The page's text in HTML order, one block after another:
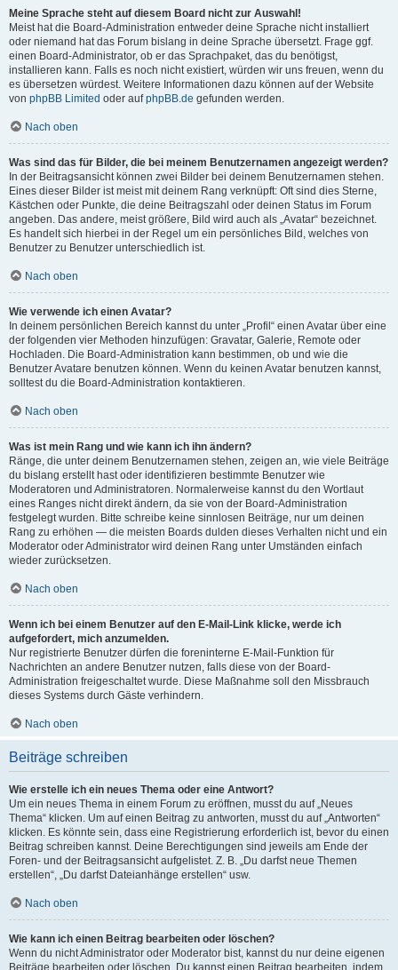
Meine Sprache steht auf diesem Board nicht zur Auswahl!
Meist hat die Board-Administration entweder deine Sprache nicht installiert
oder niemand hat das Forum bislang in deine Sprache übersetzt. Frage ggf.
einen Board-Administrator, ob er das Sprachpaket, das du benötigst,
installieren kann. Falls es noch nicht existiert, würden wir uns freuen, wenn du
es übersetzen würdest. Weitere Informationen dazu können auf der Website
von phpBB Limited oder aufphpBB.de gefunden werden.
Nach oben
Was sind das für Bilder, die bei meinem Benutzernamen angezeigt werden?
In der Beitragsansicht können zwei Bilder bei deinem Benutzernamen stehen.
Eines dieser Bilder ist meist mit deinem Rang verknüpft: Oft sind dies Sterne,
Kästchen oder Punkte, die deine Beitragszahl oder deinen Status im Forum
angeben. Das andere, meist größere, Bild wird auch als „Avatar“ bezeichnet.
Es handelt sich hierbei in der Regel um ein persönliches Bild, welches von
Benutzer zu Benutzer unterschiedlich ist.
Nach oben
Wie verwende ich einen Avatar?
In deinem persönlichen Bereich kannst du unter „Profil“ einen Avatar über eine
der folgenden vier Methoden hinzufügen: Gravatar, Galerie, Remote oder
Hochladen. Die Board-Administration kann bestimmen, ob und wie die
Benutzer Avatare benutzen können. Wenn du keinen Avatar benutzen kannst,
solltest du die Board-Administration kontaktieren.
Nach oben
Was ist mein Rang und wie kann ich ihn ändern?
Ränge, die unter deinem Benutzernamen stehen, zeigen an, wie viele Beiträge
du bislang erstellt hast oder identifizieren bestimmte Benutzer wie
Moderatoren und Administratoren. Normalerweise kannst du den Wortlaut
eines Ranges nicht direkt ändern, da sie von der Board-Administration
festgelegt wurden. Bitte schreibe keine sinnlosen Beiträge, nur um deinen
Rang zu erhöhen — die meisten Boards dulden dieses Verhalten nicht und ein
Moderator oder Administrator wird deinen Rang unter Umständen einfach
wieder zurücksetzen.
Nach oben
Wenn ich bei einem Benutzer auf den E-Mail-Link klicke, werde ich
aufgefordert, mich anzumelden.
Nur registrierte Benutzer dürfen die foreninterne E-Mail-Funktion für
Nachrichten an andere Benutzer nutzen, falls diese von der Board-
Administration freigeschaltet wurde. Diese Maßnahme soll den Missbrauch
dieses Systems durch Gäste verhindern.
Nach oben
Beiträge schreiben
Wie erstelle ich ein neues Thema oder eine Antwort?
Um ein neues Thema in einem Forum zu eröffnen, musst du auf „Neues
Thema“ klicken. Um auf einen Beitrag zu antworten, musst du auf „Antworten“
klicken. Es könnte sein, dass eine Registrierung erforderlich ist, bevor du einen
Beitrag schreiben kannst. Deine Berechtigungen sind jeweils am Ende der
Foren- und der Beitragsansicht aufgelistet. Z. B. „Du darfst neue Themen
erstellen“, „Du darfst Dateianhänge erstellen“ usw.
Nach oben
Wie kann ich einen Beitrag bearbeiten oder löschen?
Wenn du nicht Administrator oder Moderator bist, kannst du nur deine eigenen
Beiträge bearbeiten oder löschen. Du kannst einen Beitrag bearbeiten, indem